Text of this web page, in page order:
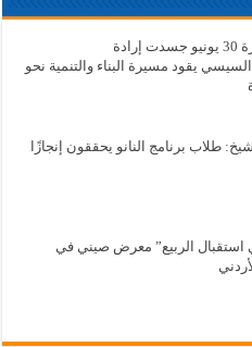
علي الشافعي: ثورة 30 يونيو جسدت إرادة
يقود مسيرة البناء والتنمية نحو
طلاب برنامج النانو يحققون إنجازًا
الربيع” معرض صيني في